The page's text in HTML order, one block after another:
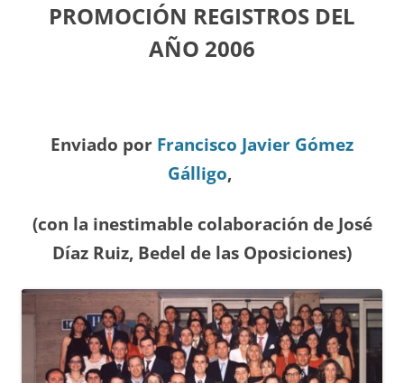
PROMOCIÓN REGISTROS DEL
AÑO 2006
Enviado por Francisco Javier Gómez
Gálligo,
(con la inestimable colaboración de José
Díaz Ruiz, Bedel de las Oposiciones)